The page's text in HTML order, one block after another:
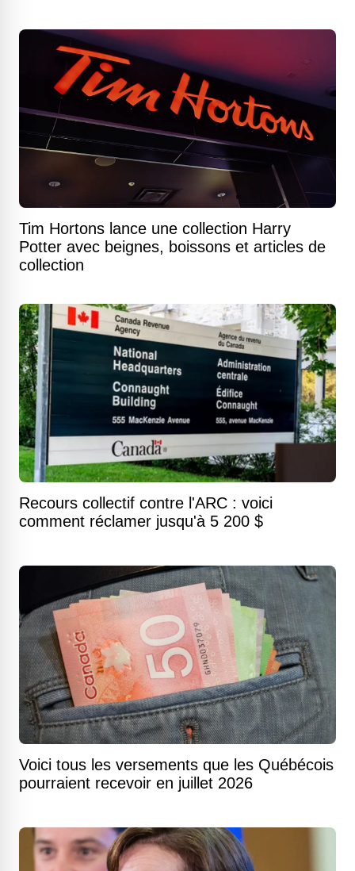
Tim Hortons lance une collection Harry
Potter avec beignes, boissons et articles de
collection
Recours collectif contre l'ARC : voici
comment réclamer jusqu'à 5 200 $
Voici tous les versements que les Québécois
pourraient recevoir en juillet 2026